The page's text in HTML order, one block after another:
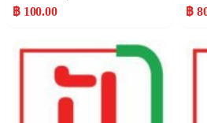
฿ 100.00 ฿
Popular